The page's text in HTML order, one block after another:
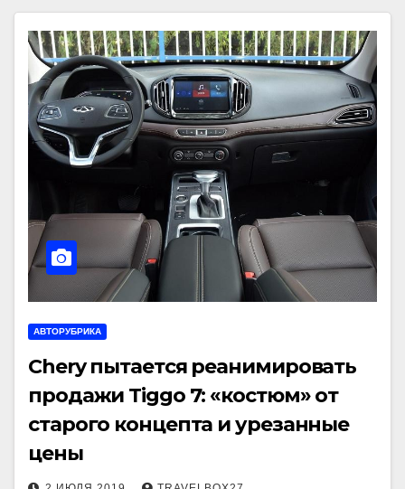
АВТОРУБРИКА
Chery пытается реанимировать
продажи Tiggo 7: «костюм» от
старого концепта и урезанные
цены